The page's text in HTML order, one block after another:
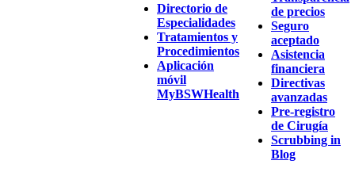
Directorio de
Especialidades
Tratamientos y
Procedimientos
Aplicación
móvil
MyBSWHealth
de precios
Seguro
aceptado
Asistencia
financiera
Directivas
avanzadas
Pre-registro
de Cirugía
Scrubbing in
Blog